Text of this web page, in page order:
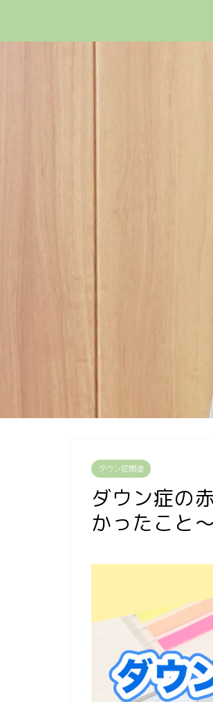
ダウン症関連
ダウン症の
かったこと〜